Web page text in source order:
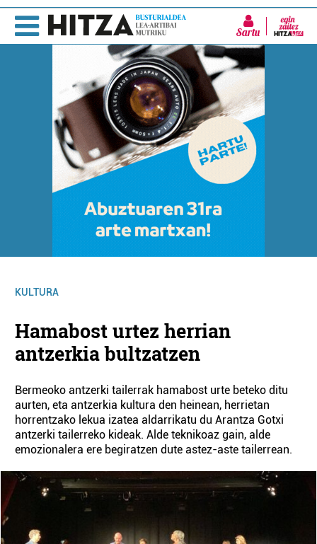
Sartu
KULTURA
Hamabost urtez herrian
antzerkia bultzatzen
Bermeoko antzerki tailerrak hamabost urte beteko ditu
aurten, eta antzerkia kultura den heinean, herrietan
horrentzako lekua izatea aldarrikatu du Arantza Gotxi
antzerki tailerreko kideak. Alde teknikoaz gain, alde
emozionalera ere begiratzen dute astez-aste tailerrean.